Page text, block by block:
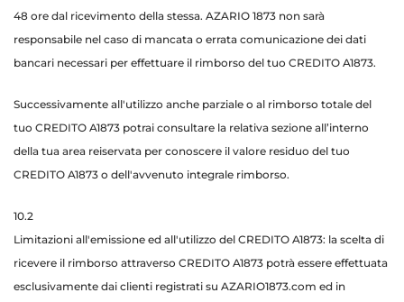
48 ore dal ricevimento della stessa. AZARIO 1873 non sarà
responsabile nel caso di mancata o errata comunicazione dei dati
bancari necessari per effettuare il rimborso del tuo CREDITO A1873.
Successivamente all'utilizzo anche parziale o al rimborso totale del
tuo CREDITO A1873 potrai consultare la relativa sezione all’interno
della tua area reiservata per conoscere il valore residuo del tuo
CREDITO A1873 o dell'avvenuto integrale rimborso.
10.2
Limitazioni all'emissione ed all'utilizzo del CREDITO A1873: la scelta di
ricevere il rimborso attraverso CREDITO A1873 potrà essere effettuata
esclusivamente dai clienti registrati su AZARIO1873.com ed in